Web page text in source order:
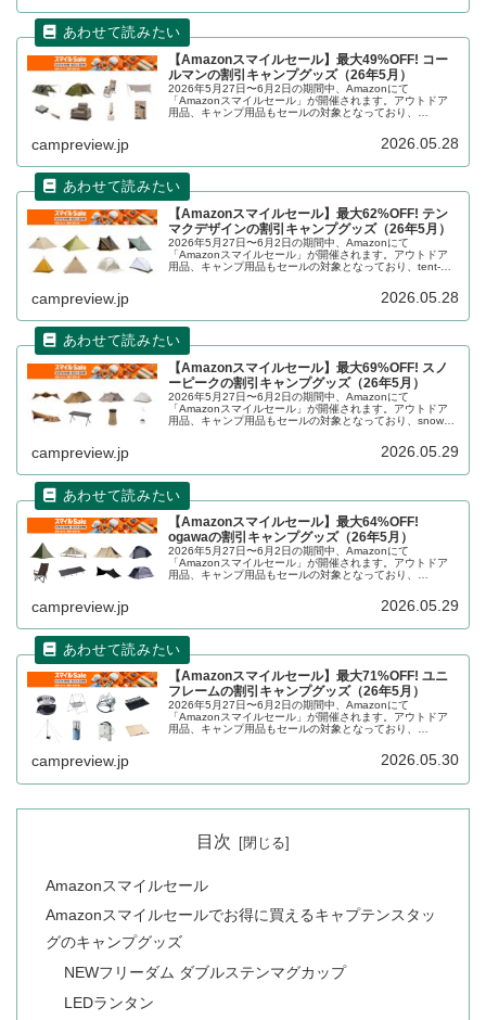
【Amazonスマイルセール】最大49%OFF! コー
ルマンの割引キャンプグッズ（26年5月）
2026年5月27日〜6月2日の期間中、Amazonにて
「Amazonスマイルセール」が開催されます。アウトドア
用品、キャンプ用品もセールの対象となっており、
campreview.jp 2026.05.28
【Amazonスマイルセール】最大62%OFF! テン
マクデザインの割引キャンプグッズ（26年5月）
2026年5月27日〜6月2日の期間中、Amazonにて
「Amazonスマイルセール」が開催されます。アウトドア
用品、キャンプ用品もセールの対象となっており、tent-
お得に購入できます。詳細をレビューします。
campreview.jp 2026.05.28
【Amazonスマイルセール】最大69%OFF! スノ
ーピークの割引キャンプグッズ（26年5月）
2026年5月27日〜6月2日の期間中、Amazonにて
「Amazonスマイルセール」が開催されます。アウトドア
用品、キャンプ用品もセールの対象となっており、snow
campreview.jp 2026.05.29
【Amazonスマイルセール】最大64%OFF!
ogawaの割引キャンプグッズ（26年5月）
2026年5月27日〜6月2日の期間中、Amazonにて
「Amazonスマイルセール」が開催されます。アウトドア
用品、キャンプ用品もセールの対象となっており、
campreview.jp 2026.05.29
【Amazonスマイルセール】最大71%OFF! ユニ
フレームの割引キャンプグッズ（26年5月）
2026年5月27日〜6月2日の期間中、Amazonにて
「Amazonスマイルセール」が開催されます。アウトドア
用品、キャンプ用品もセールの対象となっており、
campreview.jp 2026.05.30
目次
Amazonスマイルセール
Amazonスマイルセールでお得に買えるキャプテンスタッ
グのキャンプグッズ
NEWフリーダム ダブルステンマグカップ
LEDランタン